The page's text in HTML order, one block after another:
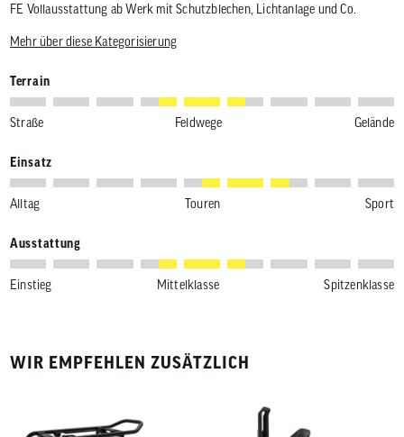
FE Vollausstattung ab Werk mit Schutzblechen, Lichtanlage und Co.
Mehr über diese Kategorisierung
Terrain
Straße Feldwege Gelände
Einsatz
Alltag Touren Sport
Ausstattung
Einstieg Mittelklasse Spitzenklasse
WIR EMPFEHLEN ZUSÄTZLICH